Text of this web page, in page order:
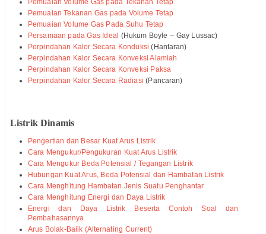
Pemuaian Volume Gas pada Tekanan Tetap
Pemuaian Tekanan Gas pada Volume Tetap
Pemuaian Volume Gas Pada Suhu Tetap
Persamaan pada Gas Ideal (Hukum Boyle – Gay Lussac)
Perpindahan Kalor Secara Konduksi (Hantaran)
Perpindahan Kalor Secara Konveksi Alamiah
Perpindahan Kalor Secara Konveksi Paksa
Perpindahan Kalor Secara Radiasi (Pancaran)
Listrik Dinamis
Pengertian dan Besar Kuat Arus Listrik
Cara Mengukur/Pengukuran Kuat Arus Listrik
Cara Mengukur Beda Potensial / Tegangan Listrik
Hubungan Kuat Arus, Beda Potensial dan Hambatan Listrik
Cara Menghitung Hambatan Jenis Suatu Penghantar
Cara Menghitung Energi dan Daya Listrik
Energi dan Daya Listrik Beserta Contoh Soal dan
Pembahasannya
Arus Bolak-Balik (Alternating Current)